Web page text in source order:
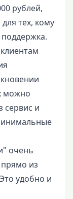
рублей,
тех, кому
можно
сервис и
очень
из
удобно и